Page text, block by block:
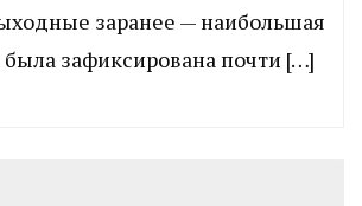
заранее — наибольшая
была зафиксирована почти […]